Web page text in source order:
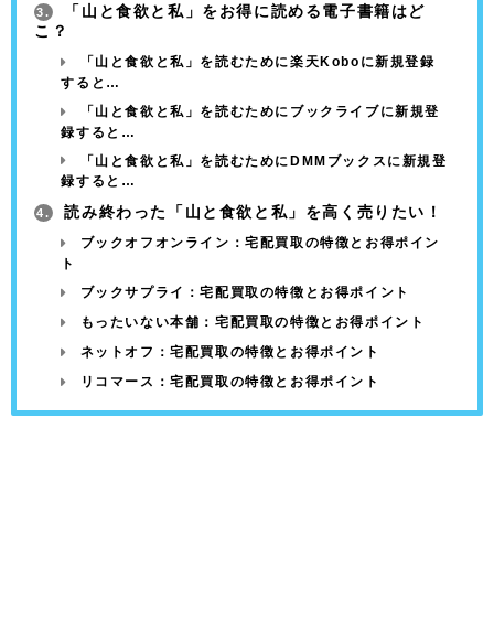
3.
「山と食欲と私」をお得に読める電子書籍はど
こ？
「山と食欲と私」を読むために楽天Koboに新規登録
すると…
「山と食欲と私」を読むためにブックライブに新規登
録すると…
「山と食欲と私」を読むためにDMMブックスに新規登
録すると…
4. 読み終わった「山と食欲と私」を高く売りたい！
ブックオフオンライン：宅配買取の特徴とお得ポイン
ト
ブックサプライ：宅配買取の特徴とお得ポイント
もったいない本舗：宅配買取の特徴とお得ポイント
ネットオフ：宅配買取の特徴とお得ポイント
リコマース：宅配買取の特徴とお得ポイント